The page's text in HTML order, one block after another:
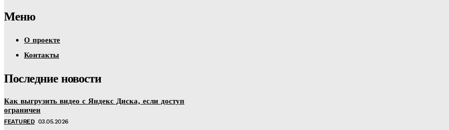
Меню
О проекте
Контакты
Последние новости
Как выгрузить видео с Яндекс Диска, если доступ
ограничен
FEATURED 03.05.2026